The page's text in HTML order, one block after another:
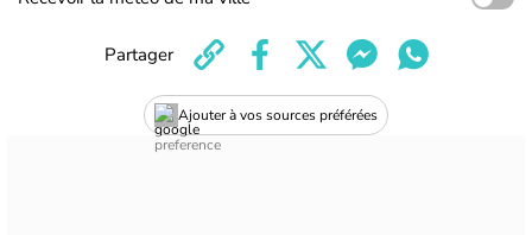
Ajouter à vos sources préférées
Partager